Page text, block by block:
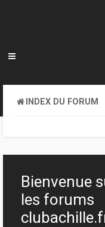
INDEX DU FORUM
Bienvenue
les forums